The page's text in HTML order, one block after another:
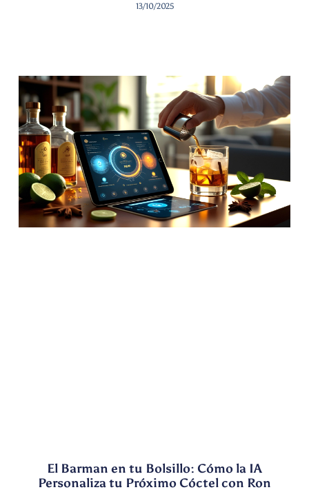
13/10/2025
El Barman en tu Bolsillo: Cómo la IA
Personaliza tu Próximo Cóctel con Ron